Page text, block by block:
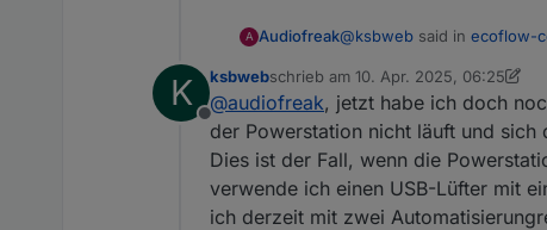
A Audiofreak@ksbweb said in ecoflow-
@ audiofreakEs
nach oben als auch
Noch besser :)
K
Offline
ksbwebschrieb am 10. Apr. 2025, 06:25
zuletzt editiert von ksbweb4. Okt.
@audiofreak, jetzt habe ich doch
der Powerstation nicht läuft und sich
Dies ist der Fall, wenn die
verwende ich einen USB-Lüfter mit
ich derzeit mit zwei